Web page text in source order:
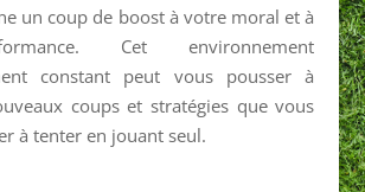
un coup de boost à votre moral et à
Cet environnement
constant peut vous pousser à
coups et stratégies que vous
à tenter en jouant seul.